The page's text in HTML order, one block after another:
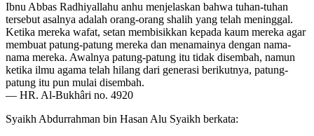
Ibnu Abbas Radhiyallahu anhu menjelaskan bahwa tuhan-tuhan
tersebut asalnya adalah orang-orang shalih yang telah meninggal.
Ketika mereka wafat, setan membisikkan kepada kaum mereka agar
membuat patung-patung mereka dan menamainya dengan nama-
nama mereka. Awalnya patung-patung itu tidak disembah, namun
ketika ilmu agama telah hilang dari generasi berikutnya, patung-
patung itu pun mulai disembah.
— HR. Al-Bukhâri no. 4920
Syaikh Abdurrahman bin Hasan Alu Syaikh berkata: